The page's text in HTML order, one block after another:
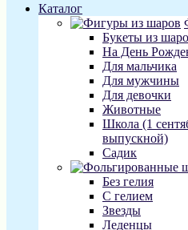
Каталог
Букеты из
На День
Для мальчика
Для мужчины
Для девочки
Животные
Школа (1
выпускной)
Садик
Без гелия
С гелием
Звезды
Леденцы